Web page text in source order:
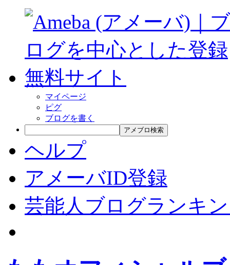
マイページ
ピグ
ブログを書く
アメブロ検索
ヘルプ
アメーバID登録
芸能人ブログランキ